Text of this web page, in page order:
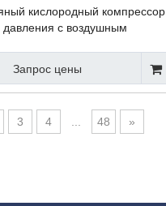
кислородный компрессор
давления с воздушным
Запрос цены
3 4 48 »